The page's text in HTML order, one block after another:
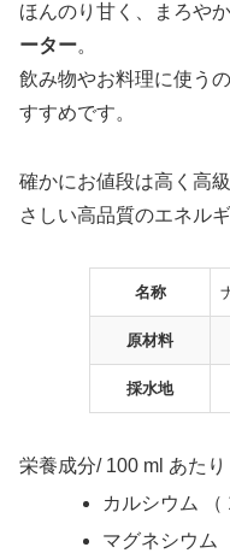
ほんのり甘く、まろや
ーター。
飲み物やお料理に使う
すすめです。
確かにお値段は高く高
さしい高品質のエネル
名称
原材料
採水地
栄養成分/ 100 ml あたり
カルシウム （
マグネシウム